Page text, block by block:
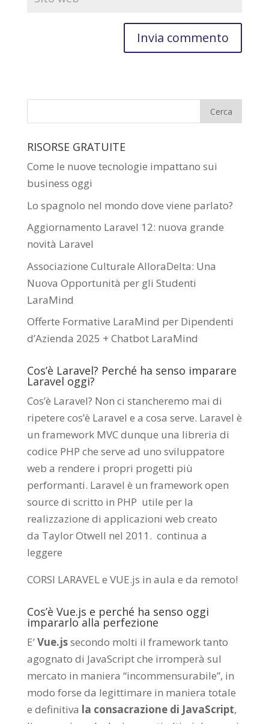
RISORSE GRATUITE
Come le nuove tecnologie impattano sui
business oggi
Lo spagnolo nel mondo dove viene parlato?
Aggiornamento Laravel 12: nuova grande
novità Laravel
Associazione Culturale AlloraDelta: Una
Nuova Opportunità per gli Studenti
LaraMind
Offerte Formative LaraMind per Dipendenti
d’Azienda 2025 + Chatbot LaraMind
Cos’è Laravel? Perché ha senso imparare
Laravel oggi?
Cos’è Laravel? Non ci stancheremo mai di
ripetere cos’è Laravel e a cosa serve. Laravel è
un framework MVC dunque una libreria di
codice PHP che serve ad uno sviluppatore
web a rendere i propri progetti più
performanti. Laravel è un framework open
source di scritto in PHP utile per la
realizzazione di applicazioni web creato
da Taylor Otwell nel 2011. continua a
leggere
CORSI LARAVEL e VUE.js in aula e da remoto!
Cos’è Vue.js e perché ha senso oggi
impararlo alla perfezione
E’Vue.jssecondo molti il framework tanto
agognato di JavaScript che irromperà sul
mercato in maniera “incommensurabile”, in
modo forse da legittimare in maniera totale
e definitiva la consacrazione di JavaScript,